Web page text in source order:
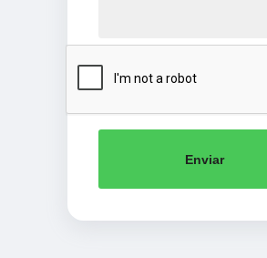
Enviar